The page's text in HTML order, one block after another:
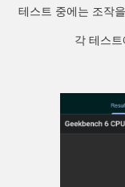
테스트 중에는 조작
각 테스